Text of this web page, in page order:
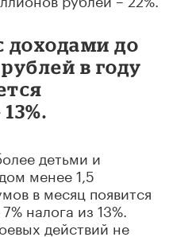
доходами до
в году
детьми и
менее 1,5
в месяц появится
налога из 13%.
действий не